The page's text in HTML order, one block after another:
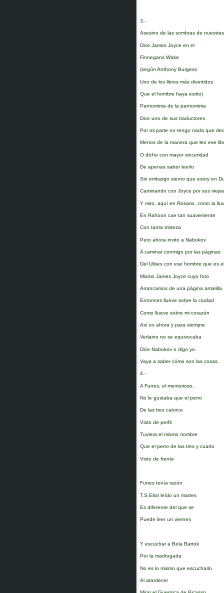
3.-
Asesino de las sombras de
Dice James Joyce en el
Finnegans Wake
(según Anthony Burgess
Uno de los libros más divertidos
Que el hombre haya esrito)
Pantomima de la pantomima
Dice uno de sus traductores
Por mi parte no tengo nada que
Menos de la manera que leo ese
O dicho con mayor sinceridad
De apenas saber leerlo
Sin embargo siento que estoy en
Caminando con Joyce por sus
Y miro, aquí en Rosario, como la
En Rahoon cae tan suavemente
Con tanta tristeza
Pero ahora invito a Nabokov
A caminar conmigo por las páginas
Del Ulises con ese hombre que es el
Mismo James Joyce cuyo foto
Arrancamos de una página amarilla
Entonces llueve sobre la ciudad
Como llueve sobre mi corazón
Así es ahora y para siempre
Verlaine no se equivocaba
Dice Nabokov o digo yo
Vaya a saber cómo son las cosas.
4.-
A Funes, el memorioso,
No le gustaba que el perro
De las tres catorce
Visto de perfil
Tuviera el mismo nombre
Que el perro de las tres y cuarto
Visto de frente
Funes tenía razón
T.S.Eliot leído un martes
Es diferente del que se
Puede leer un viernes
Y escuchar a Bela Bartok
Por la madrugada
No es lo mismo que escucharlo
Al atardecer